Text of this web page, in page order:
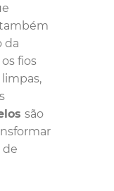
da
fios
são
de